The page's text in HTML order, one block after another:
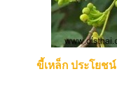
ขี้เหล็ก ประโยช